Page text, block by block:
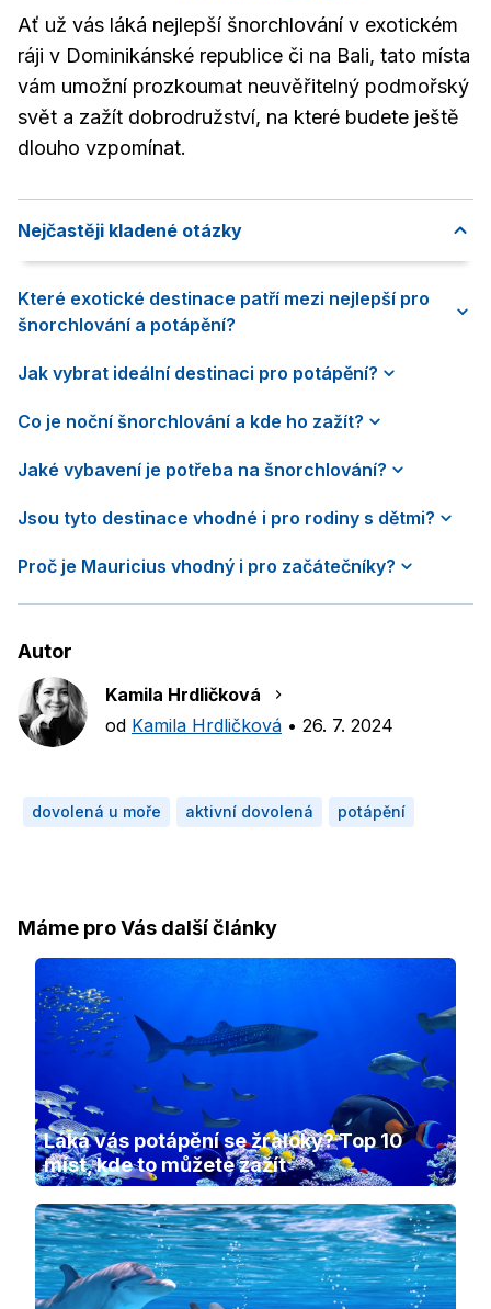
Ať už vás láká nejlepší šnorchlování v exotickém
ráji v Dominikánské republice či na Bali, tato místa
vám umožní prozkoumat neuvěřitelný podmořský
svět a zažít dobrodružství, na které budete ještě
dlouho vzpomínat.
Nejčastěji kladené otázky
Které exotické destinace patří mezi nejlepší pro
šnorchlování a potápění?
Jak vybrat ideální destinaci pro potápění?
Co je noční šnorchlování a kde ho zažít?
Jaké vybavení je potřeba na šnorchlování?
Jsou tyto destinace vhodné i pro rodiny s dětmi?
Proč je Mauricius vhodný i pro začátečníky?
Autor
Kamila Hrdličková
od Kamila Hrdličková • 26. 7. 2024
dovolená u moře aktivní dovolená potápění
Máme pro Vás další články
Láká vás potápění se žraloky? Top 10
míst, kde to můžete zažít